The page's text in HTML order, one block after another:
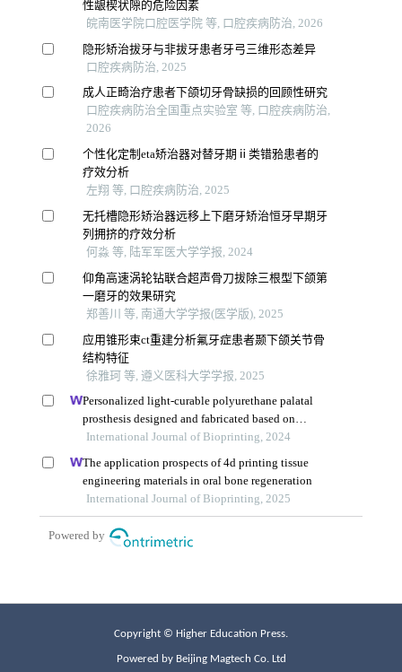
Copyright © Higher Education Press.
Powered by Beijing Magtech Co. Ltd